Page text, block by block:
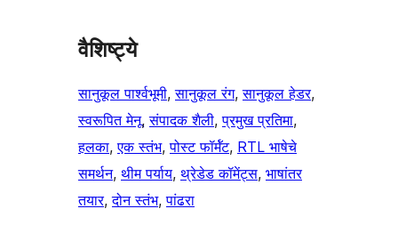
वैशिष्ट्ये
सानुकूल पार्श्वभूमी, सानुकूल रंग, सानुकूल हेडर
स्वरूपित मेनू, संपादक शैली, प्रमुख प्रतिमा
हलका, एक स्तंभ, पोस्ट फॉर्मॅट, RTL भाषेचे
समर्थन, थीम पर्याय, थ्रेडेड कॉमेंट्स, भाषांतर
तयार, दोन स्तंभ, पांढरा